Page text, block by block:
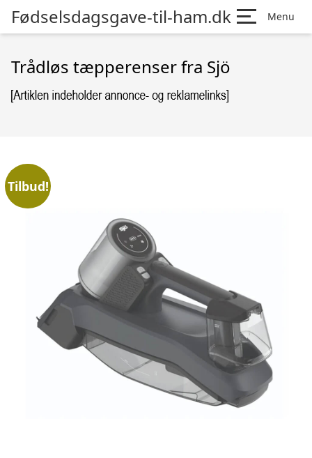
Fødselsdagsgave-til-ham.dk Menu
Trådløs tæpperenser fra Sjö
Tilbud!